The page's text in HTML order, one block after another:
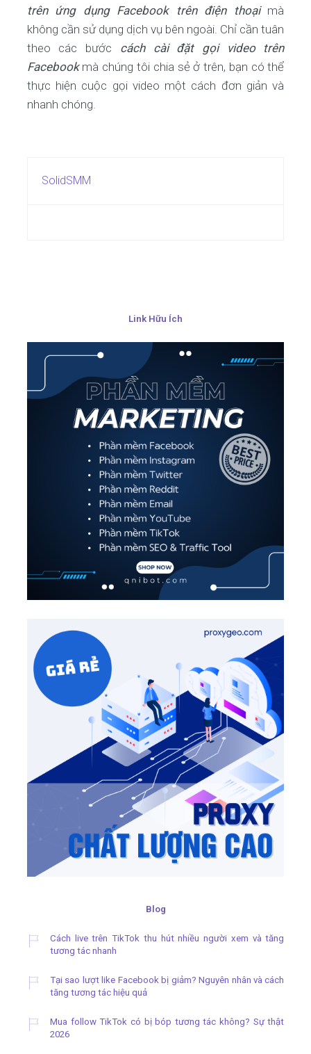
trên ứng dụng Facebook trên điện thoạimà
không cần sử dụng dịch vụ bên ngoài. Chỉ cần tuân
theo các bước cách cài đặt gọi video trên
Facebookmà chúng tôi chia sẻ ở trên, bạn có thể
thực hiện cuộc gọi video một cách đơn giản và
nhanh chóng.
SolidSMM
Link Hữu Ích
Blog
Cách live trên TikTok thu hút nhiều người xem và tăng
tương tác nhanh
Tại sao lượt like Facebook bị giảm? Nguyên nhân và cách
tăng tương tác hiệu quả
Mua follow TikTok có bị bóp tương tác không? Sự thật
2026